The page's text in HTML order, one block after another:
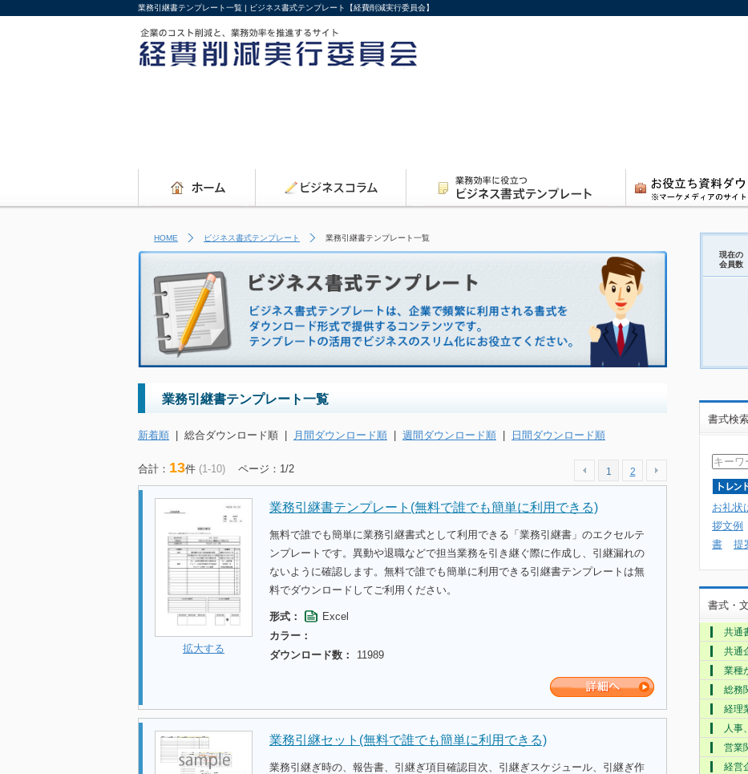
業務引継書テンプレート一覧 | ビジネス書式テンプレート【経費削減実行委員会】
HOME ビジネス書式テンプレート 業務引継書テンプレート一覧
業務引継書テンプレート一覧
新着順 | 総合ダウンロード順 | 月間ダウンロード順 | 週間ダウンロード順 | 日間ダウンロード順
合計： 13件 (1-10) ページ：1/2 1 2
拡大する
業務引継書テンプレート(無料で誰でも簡単に利用できる)
無料で誰でも簡単に業務引継書式として利用できる「業務引継書」のエクセルテ
ンプレートです。異動や退職などで担当業務を引き継ぐ際に作成し、引継漏れの
ないように確認します。無料で誰でも簡単に利用できる引継書テンプレートは無
料でダウンロードしてご利用ください。
形式：
Excel
カラー：
ダウンロード数：
11989
業務引継セット(無料で誰でも簡単に利用できる)
業務引継ぎ時の、報告書、引継ぎ項目確認目次、引継ぎスケジュール、引継ぎ作
現在の
会員数
書式検
お礼状
拶文例
書
提
書式・
共通
共通
業種
総務
経理
人事
営業
経営